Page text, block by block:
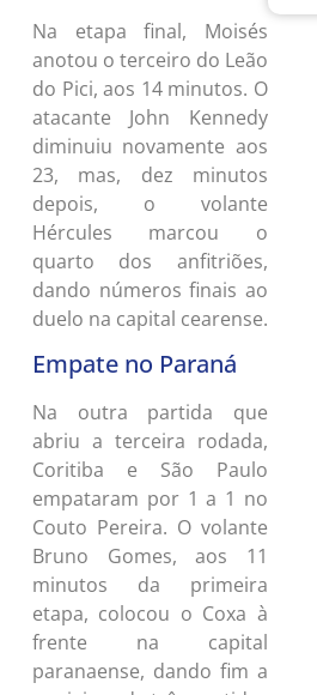
Na etapa final, Moisés
anotou o terceiro do Leão
do Pici, aos 14 minutos. O
atacante John Kennedy
diminuiu novamente aos
23, mas, dez minutos
depois, o volante
Hércules marcou o
quarto dos anfitriões,
dando números finais ao
duelo na capital cearense.
Empate no Paraná
Na outra partida que
abriu a terceira rodada,
Coritiba e São Paulo
empataram por 1 a 1 no
Couto Pereira. O volante
Bruno Gomes, aos 11
minutos da primeira
etapa, colocou o Coxa à
frente na capital
paranaense, dando fim a